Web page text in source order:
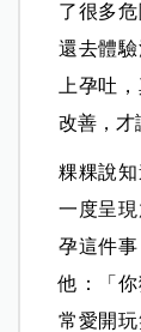
了很多
還去體
上孕吐
改善，才
粿粿說
一度呈
孕這件
他：「
常愛開